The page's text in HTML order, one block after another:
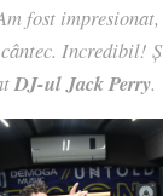
fost
Incredibil!
DJ-ul Jack Perry.